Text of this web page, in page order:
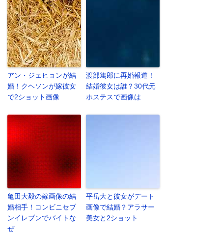
アン・ジェヒョンが結
婚！クヘソンが嫁彼女
で2ショット画像
渡部篤郎に再婚報道！
結婚彼女は誰？30代元
ホステスで画像は
亀田大毅の嫁画像の結
婚相手！コンビニセブ
ンイレブンでバイトな
ぜ
平岳大と彼女がデート
画像で結婚？アラサー
美女と2ショット